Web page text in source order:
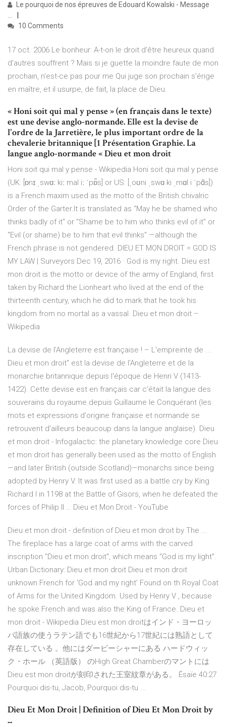
Le pourquoi de nos épreuves de Edouard Kowalski - Message
...
10 Comments
17 oct. 2006 Le bonheur: A-t-on le droit d'être heureux quand
d'autres souffrent ? Mais si je guette la moindre faute de mon
prochain, n'est-ce pas pour me Qui juge son prochain s'érige
en maître, et il usurpe, de fait, la place de Dieu.
« Honi soit qui mal y pense » (en français dans le texte)
est une devise anglo-normande. Elle est la devise de
l'ordre de la Jarretière, le plus important ordre de la
chevalerie britannique [1 Présentation Graphie. La
langue anglo-normande « Dieu et mon droit
Honi soit qui mal y pense - Wikipedia Honi soit qui mal y pense
(UK: [ɒnɪ ˌswɑː kiː mal iː ˈpɒ̃s] or US: [ˌoʊni ˌswɑ ki ˌmɑl i ˈpɑ̃s])
is a French maxim used as the motto of the British chivalric
Order of the Garter.It is translated as "May he be shamed who
thinks badly of it" or "Shame be to him who thinks evil of it" or
"Evil (or shame) be to him that evil thinks" —although the
French phrase is not gendered. DIEU ET MON DROIT = GOD IS
MY LAW | Surveyors Dec 19, 2016 · God is my right. Dieu est
mon droit is the motto or device of the army of England, first
taken by Richard the Lionheart who lived at the end of the
thirteenth century, which he did to mark that he took his
kingdom from no mortal as a vassal. Dieu et mon droit –
Wikipedia
La devise de l’Angleterre est française ! – L'empreinte de ...
Dieu et mon droit'' est la devise de l'Angleterre et de la
monarchie britannique depuis l'époque de Henri V (1413-
1422). Cette devise est en français car c'était la langue des
souverains du royaume depuis Guillaume le Conquérant (les
mots et expressions d'origine française et normande se
retrouvent d'ailleurs beaucoup dans la langue anglaise). Dieu
et mon droit - Infogalactic: the planetary knowledge core Dieu
et mon droit has generally been used as the motto of English
—and later British (outside Scotland)—monarchs since being
adopted by Henry V. It was first used as a battle cry by King
Richard I in 1198 at the Battle of Gisors, when he defeated the
forces of Philip II … Dieu et Mon Droit - YouTube
Dieu et mon droit - definition of Dieu et mon droit by The ...
The fireplace has a large coat of arms with the carved
inscription "Dieu et mon droit", which means "God is my light".
Urban Dictionary: Dieu et mon droit Dieu et mon droit
unknown French for 'God and my right' Found on th Royal Coat
of Arms for the United Kingdom. Used by Henry V , because
he spoke French and was also the King of France. Dieu et
mon droit - Wikipedia Dieu est mon droitはインド・ヨーロッ
パ語族の使うラテン語でも16世紀から17世紀には熟語として
存在している 。他にはダービーシャーにある ハードウィッ
ク・ホール （英語版） のHigh Great Chamberのマントには
Dieu est mon droitが刻印された王室紋章がある。 Ésaïe 40:27
Pourquoi dis-tu, Jacob, Pourquoi dis-tu ...
Dieu Et Mon Droit | Definition of Dieu Et Mon Droit by
...